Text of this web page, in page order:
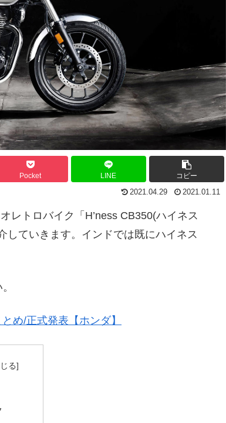
Pocket LINE コピー
2021.04.29 2021.01.11
レトロバイク「H’ness CB350(ハイネス
していきます。インドでは既にハイネス
め/正式発表【ホンダ】